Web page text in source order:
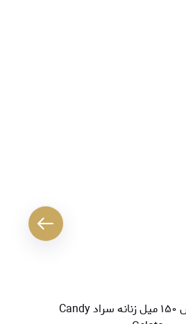
بادی اسپلش ۱۵۰ میل زنانه سراد Candy